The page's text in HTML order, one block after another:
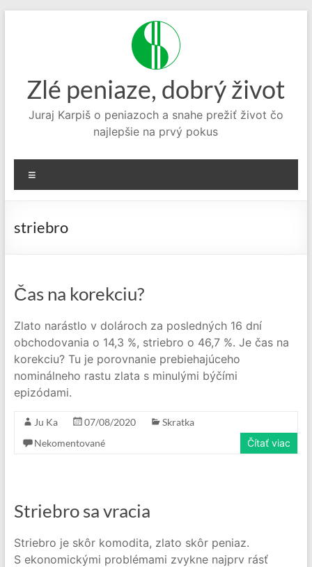
Zlé peniaze, dobrý život
Juraj Karpiš o peniazoch a snahe prežiť život čo
najlepšie na prvý pokus
striebro
Čas na korekciu?
Zlato narástlo v dolároch za posledných 16 dní
obchodovania o 14,3 %, striebro o 46,7 %. Je čas na
korekciu? Tu je porovnanie prebiehajúceho
nominálneho rastu zlata s minulými býčími
epizódami.
Ju Ka 07/08/2020
Skratka
Nekomentované
Čítať viac
Striebro sa vracia
Striebro je skôr komodita, zlato skôr peniaz.
S ekonomickými problémami zvykne najprv rásť